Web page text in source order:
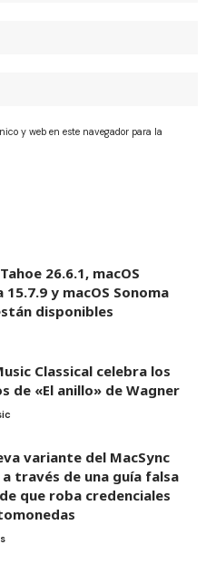
y web en este navegador para la
26.6.1, macOS
15.7.9 y macOS Sonoma
disponibles
Classical celebra los
de «El anillo» de Wagner
variante del MacSync
través de una guía falsa
que roba credenciales